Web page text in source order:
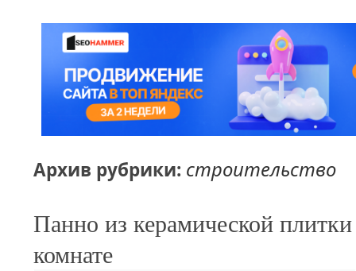
Архив рубрики: строительство
Панно из керамической
комнате